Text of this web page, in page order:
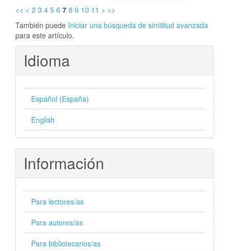
<< < 2 3 4 5 6 7 8 9 10 11 > >>
También puede Iniciar una búsqueda de similitud avanzada
para este artículo.
Idioma
Español (España)
English
Información
Para lectores/as
Para autores/as
Para bibliotecarios/as